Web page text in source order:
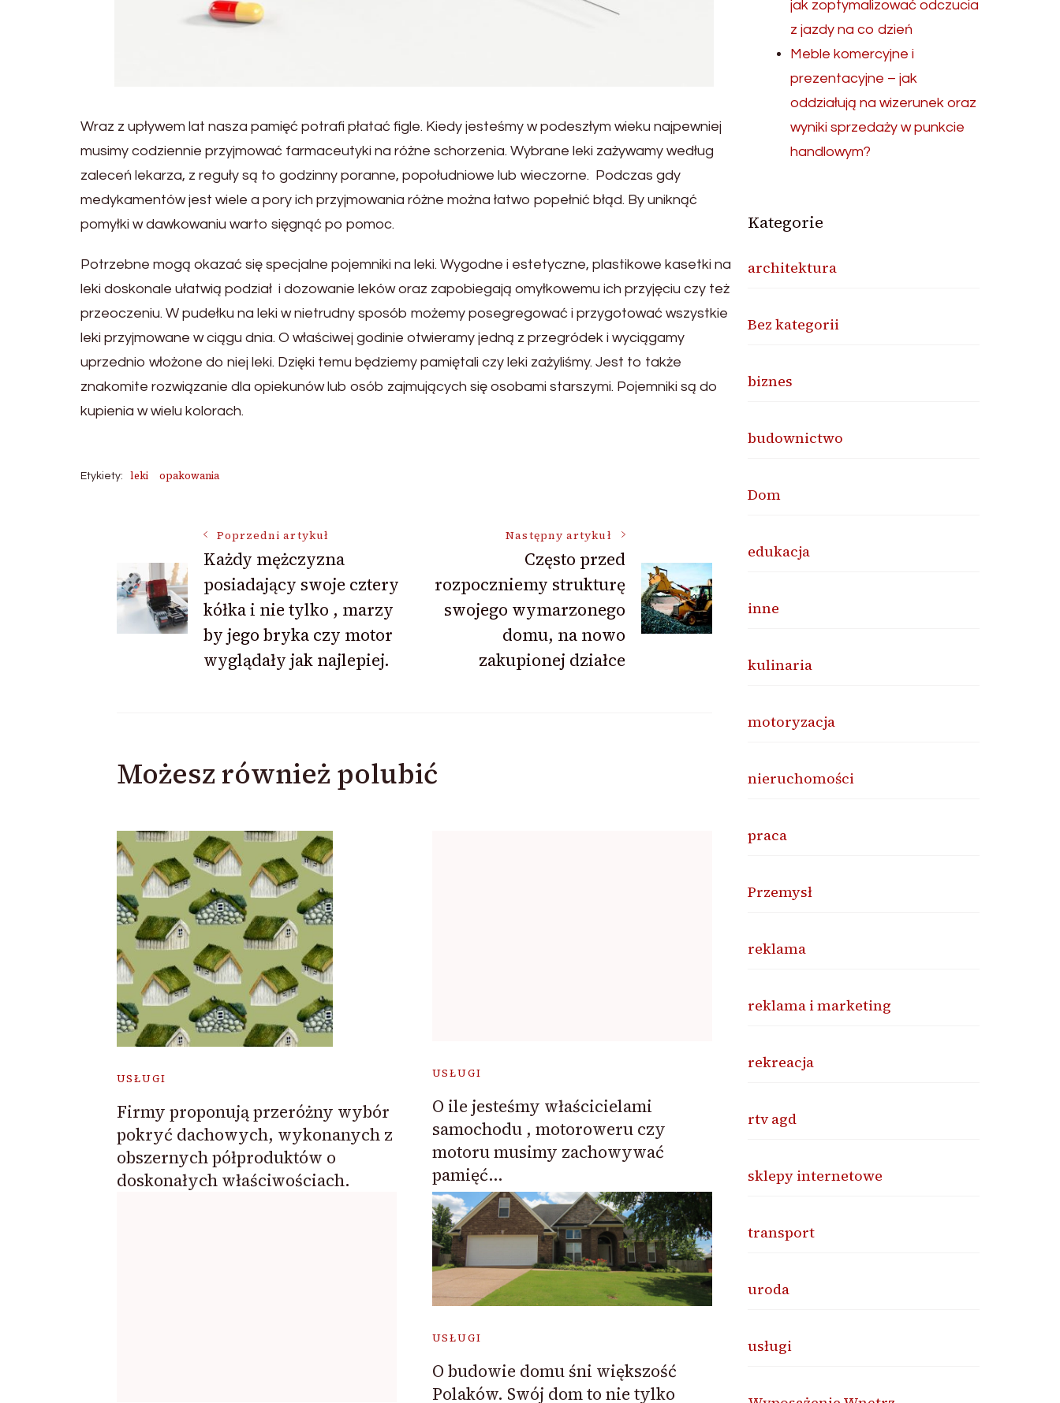
Wraz z upływem lat nasza pamięć potrafi płatać figle. Kiedy jesteśmy w podeszłym wieku najpewniej
musimy codziennie przyjmować farmaceutyki na różne schorzenia. Wybrane leki zażywamy według
zaleceń lekarza, z reguły są to godzinny poranne, popołudniowe lub wieczorne. Podczas gdy
medykamentów jest wiele a pory ich przyjmowania różne można łatwo popełnić błąd. By uniknąć
pomyłki w dawkowaniu warto sięgnąć po pomoc.
Potrzebne mogą okazać się specjalne pojemniki na leki. Wygodne i estetyczne, plastikowe kasetki na
leki doskonale ułatwią podział i dozowanie leków oraz zapobiegają omyłkowemu ich przyjęciu czy też
przeoczeniu. W pudełku na leki w nietrudny sposób możemy posegregować i przygotować wszystkie
leki przyjmowane w ciągu dnia. O właściwej godinie otwieramy jedną z przegródek i wyciągamy
uprzednio włożone do niej leki. Dzięki temu będziemy pamiętali czy leki zażyliśmy. Jest to także
znakomite rozwiązanie dla opiekunów lub osób zajmujących się osobami starszymi. Pojemniki są do
kupienia w wielu kolorach.
Etykiety: leki opakowania
Nawigacja
wpisu
Poprzedni artykuł
Każdy mężczyzna
posiadający swoje cztery
kółka i nie tylko , marzy
by jego bryka czy motor
wyglądały jak najlepiej.
Następny artykuł
Często przed
rozpoczniemy strukturę
swojego wymarzonego
domu, na nowo
zakupionej działce
Możesz również polubić
USŁUGI
Firmy proponują przeróżny wybór
pokryć dachowych, wykonanych z
obszernych półproduktów o
doskonałych właściwościach.
USŁUGI
O ile jesteśmy właścicielami
samochodu , motoroweru czy
motoru musimy zachowywać
pamięć…
USŁUGI
O budowie domu śni większość
Polaków. Swój dom to nie tylko
jak zoptymalizować odczucia
z jazdy na co dzień
Meble komercyjne i
prezentacyjne – jak
oddziałują na wizerunek oraz
wyniki sprzedaży w punkcie
handlowym?
Kategorie
architektura
Bez kategorii
biznes
budownictwo
Dom
edukacja
inne
kulinaria
motoryzacja
nieruchomości
praca
Przemysł
reklama
reklama i marketing
rekreacja
rtv agd
sklepy internetowe
transport
uroda
usługi